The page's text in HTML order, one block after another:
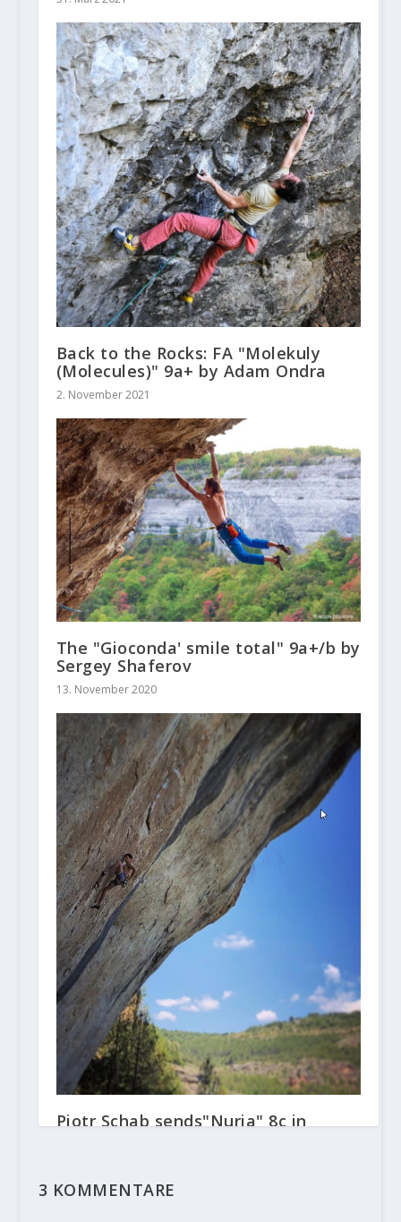
Back to the Rocks: FA "Molekuly
(Molecules)" 9a+ by Adam Ondra
2. November 2021
The "Gioconda' smile total" 9a+/b by
Sergey Shaferov
13. November 2020
Piotr Schab sends"Nuria" 8c in
3 KOMMENTARE